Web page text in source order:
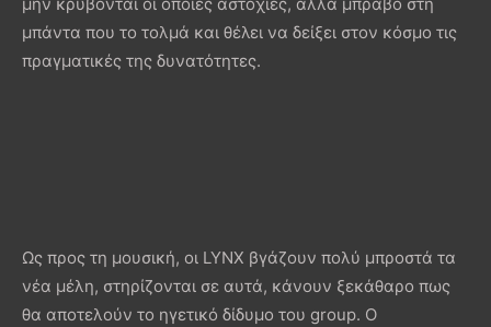
μπάντα που το τολμά και θέλει να δείξει στον κόσμο τις
πραγματικές της δυνατότητες.
Ως προς τη μουσική, οι LYNX βγάζουν πολύ μπροστά τα
νέα μέλη, στηρίζονται σε αυτά, κάνουν ξεκάθαρο πως
θα αποτελούν το ηγετικό δίδυμο του group. Ο